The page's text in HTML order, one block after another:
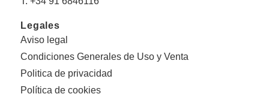
Legales
Aviso legal
Condiciones Generales de Uso y Venta
Politica de privacidad
Política de cookies